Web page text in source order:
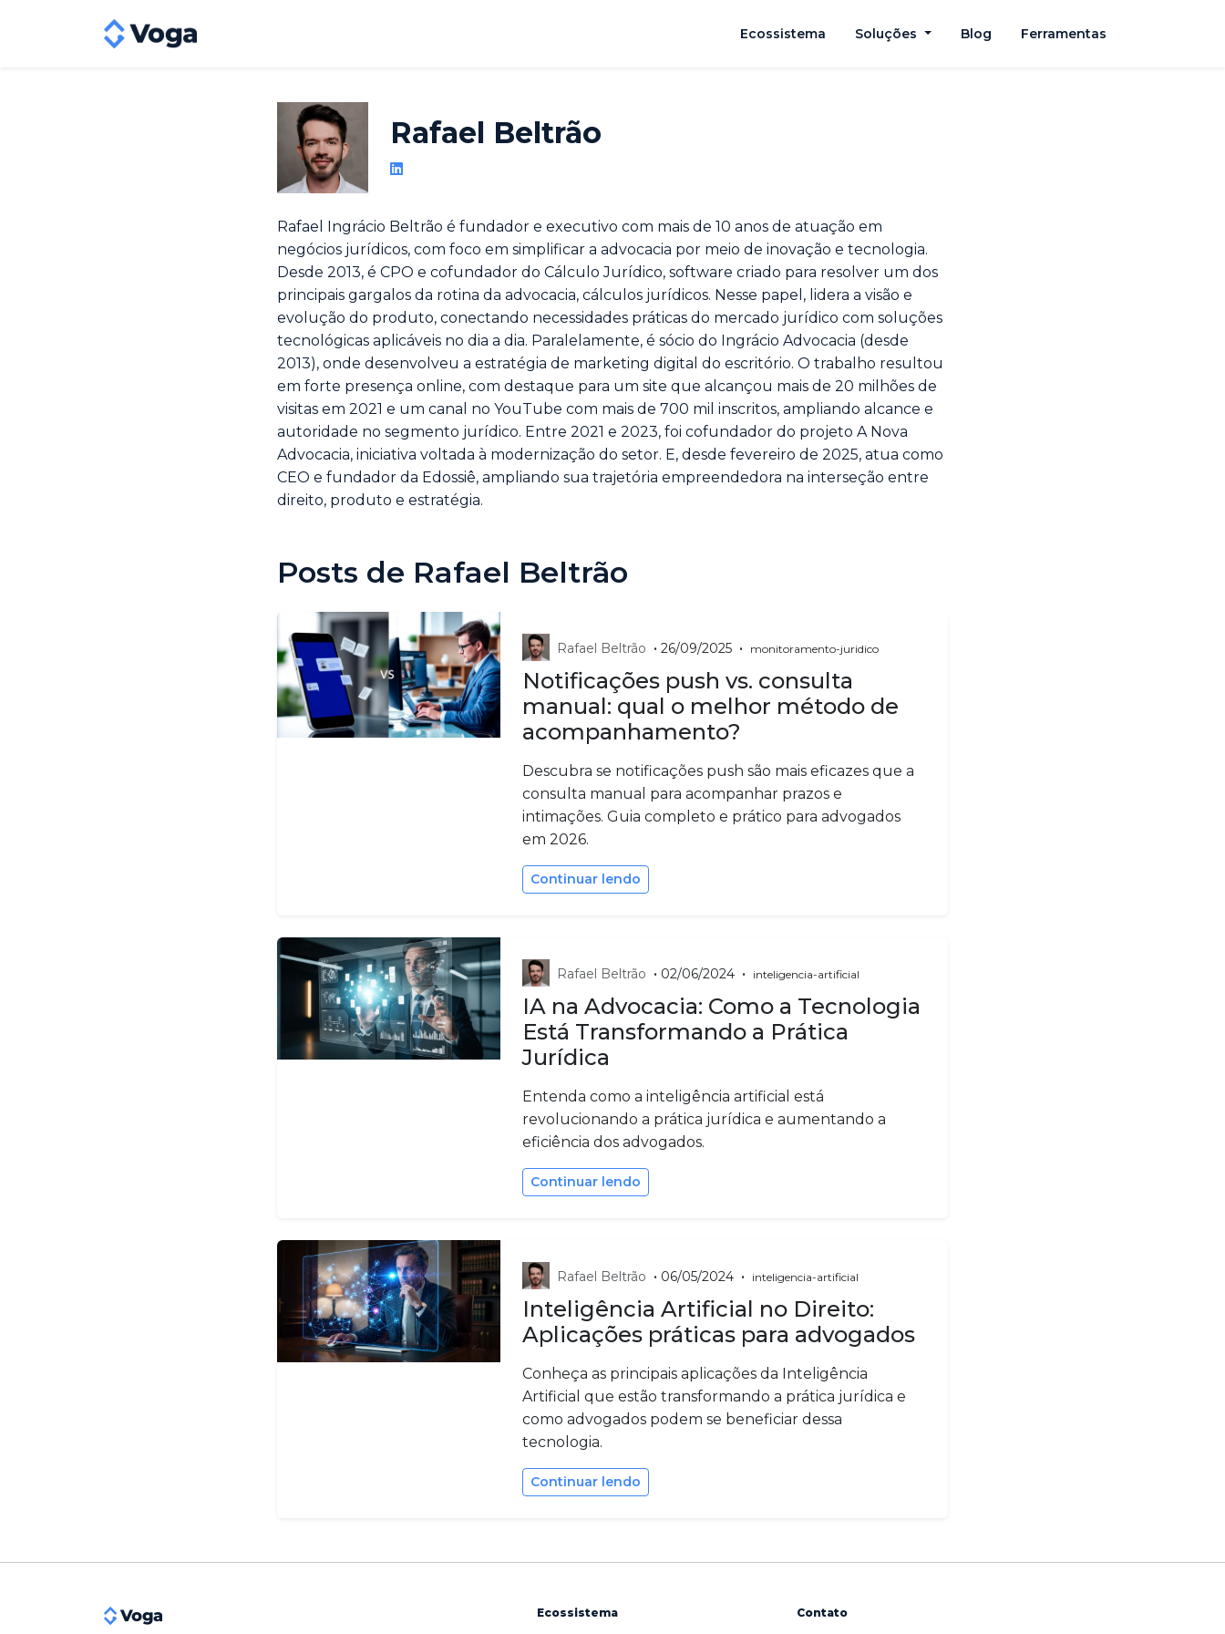
Ecossistema Soluções Blog Ferramentas
Rafael Beltrão
Rafael Ingrácio Beltrão é fundador e executivo com mais de 10 anos de atuação em
negócios jurídicos, com foco em simplificar a advocacia por meio de inovação e tecnologia.
Desde 2013, é CPO e cofundador do Cálculo Jurídico, software criado para resolver um dos
principais gargalos da rotina da advocacia, cálculos jurídicos. Nesse papel, lidera a visão e
evolução do produto, conectando necessidades práticas do mercado jurídico com soluções
tecnológicas aplicáveis no dia a dia. Paralelamente, é sócio do Ingrácio Advocacia (desde
2013), onde desenvolveu a estratégia de marketing digital do escritório. O trabalho resultou
em forte presença online, com destaque para um site que alcançou mais de 20 milhões de
visitas em 2021 e um canal no YouTube com mais de 700 mil inscritos, ampliando alcance e
autoridade no segmento jurídico. Entre 2021 e 2023, foi cofundador do projeto A Nova
Advocacia, iniciativa voltada à modernização do setor. E, desde fevereiro de 2025, atua como
CEO e fundador da Edossiê, ampliando sua trajetória empreendedora na interseção entre
direito, produto e estratégia.
Posts de Rafael Beltrão
Rafael Beltrão • 26/09/2025 • monitoramento-juridico
Notificações push vs. consulta
manual: qual o melhor método de
acompanhamento?
Descubra se notificações push são mais eficazes que a
consulta manual para acompanhar prazos e
intimações. Guia completo e prático para advogados
em 2026.
Continuar lendo
Rafael Beltrão • 02/06/2024 • inteligencia-artificial
IA na Advocacia: Como a Tecnologia
Está Transformando a Prática
Jurídica
Entenda como a inteligência artificial está
revolucionando a prática jurídica e aumentando a
eficiência dos advogados.
Continuar lendo
Rafael Beltrão • 06/05/2024 • inteligencia-artificial
Inteligência Artificial no Direito:
Aplicações práticas para advogados
Conheça as principais aplicações da Inteligência
Artificial que estão transformando a prática jurídica e
como advogados podem se beneficiar dessa
tecnologia.
Continuar lendo
Ecossistema
Contato